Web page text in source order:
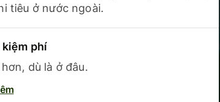
tiêu ở nước ngoài.
phí
dù là ở đâu.